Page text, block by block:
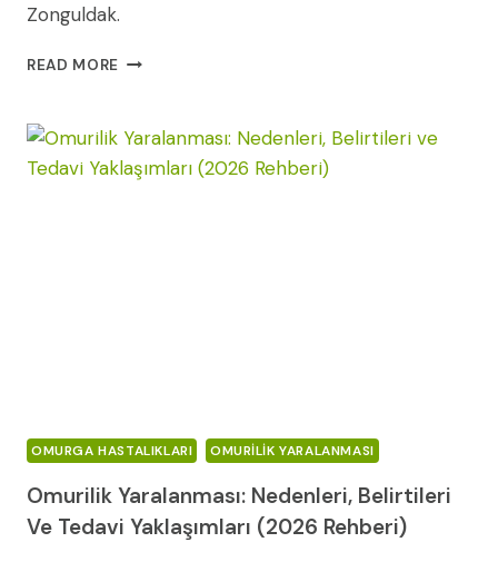
Zonguldak.
READ MORE TORASIK
(SIRT
BELIRTILERI,
OMURGA HASTALIKLARI OMURILIK YARALANMASI
Omurilik Yaralanması: Nedenleri, Belirtileri
Ve Tedavi Yaklaşımları (2026 Rehberi)